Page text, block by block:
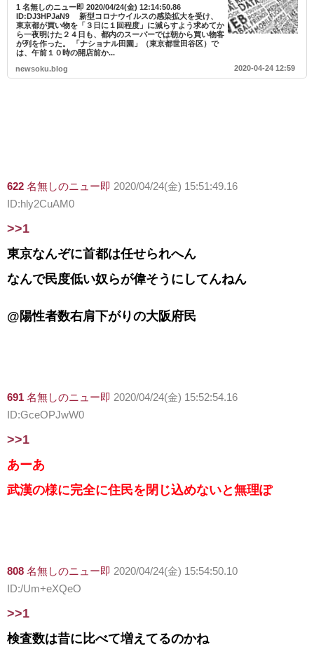
1 名無しのニュー即 2020/04/24(金) 12:14:50.86
ID:DJ3HPJaN9 新型コロナウイルスの感染拡大を受け、
東京都が買い物を「３日に１回程度」に減らすよう求めてか
ら一夜明けた２４日も、都内のスーパーでは朝から買い物客
が列を作った。 「ナショナル田園」（東京都世田谷区）で
は、午前１０時の開店前か...
newsoku.blog
2020-04-24 12:59
622 名無しのニュー即 2020/04/24(金) 15:51:49.16
ID:hly2CuAM0
>>1
東京なんぞに首都は任せられへん
なんで民度低い奴らが偉そうにしてんねん
@陽性者数右肩下がりの大阪府民
691 名無しのニュー即 2020/04/24(金) 15:52:54.16
ID:GceOPJwW0
>>1
あーあ
武漢の様に完全に住民を閉じ込めないと無理ぽ
808 名無しのニュー即 2020/04/24(金) 15:54:50.10
ID:/Um+eXQeO
>>1
検査数は昔に比べて増えてるのかね